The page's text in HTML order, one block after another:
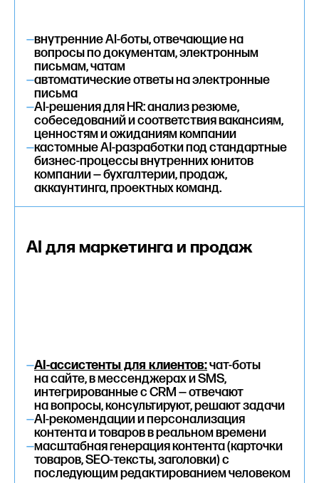
—внутренние AI-боты, отвечающие на
вопросы по документам, электронным
письмам, чатам
—автоматические ответы на электронные
письма
—AI-решения для HR: анализ резюме,
собеседований и соответствия вакансиям,
ценностям и ожиданиям компании
—кастомные AI-разработки под стандартные
бизнес-процессы внутренних юнитов
компании — бухгалтерии, продаж,
аккаунтинга, проектных команд.
AI для маркетинга и продаж
—AI-ассистенты для клиентов:чат-боты
на сайте, в мессенджерах и SMS,
интегрированные с CRM — отвечают
на вопросы, консультируют, решают задачи
—AI-рекомендации и персонализация
контента и товаров в реальном времени
—масштабная генерация контента (карточки
товаров, SEO-тексты, заголовки) с
последующим редактированием человеком